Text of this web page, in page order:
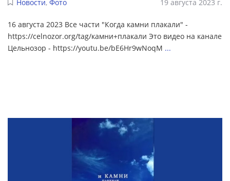
Новости, Фото 19 августа 2023 г.
16 августа 2023 Все части "Когда камни плакали" -
https://celnozor.org/tag/камни+плакали Это видео на канале
Цельнозор - https://youtu.be/bE6Hr9wNoqM ...